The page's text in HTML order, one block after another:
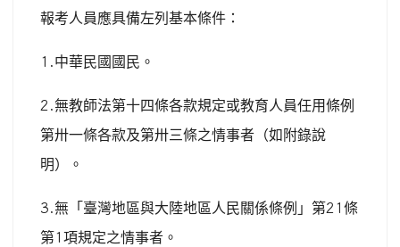
報考人員應具備左列基本條件：
1.中華民國國民。
2.無教師法第十四條各款規定或教育人員任用條例
第卅一條各款及第卅三條之情事者（如附錄說
明）。
3.無「臺灣地區與大陸地區人民關係條例」第21 條
第1 項規定之情事者。